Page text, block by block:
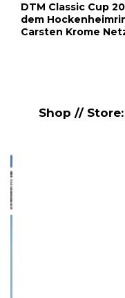
DTM Classic Cup
dem
Carsten Krome
Shop //